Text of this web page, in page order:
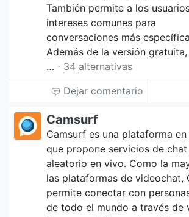
También permite a los
intereses comunes para
conversaciones más
Además de la versión
… ⋅ 34 alternativas
Dejar comentario
Camsurf
Camsurf es una plataforma en
que propone servicios de
aleatorio en vivo. Como la
las plataformas de videochat,
permite conectar con
de todo el mundo a través de